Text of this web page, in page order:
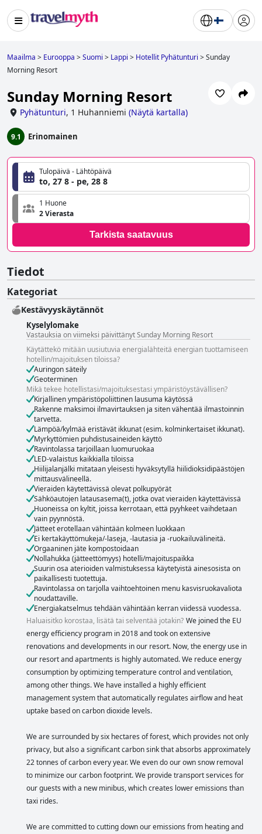
Maailma > Eurooppa >Suomi > Lappi > Hotellit Pyhätunturi >Sunday
Morning Resort
Sunday Morning Resort
Pyhätunturi, 1 Huhanniemi (Näytä kartalla)
9.1 Erinomainen
Tulopäivä - Lähtöpäivä
to, 27 8 - pe, 28 8
1 Huone
2 Vierasta
Tarkista saatavuus
Tiedot
Kategoriat
Kestävyyskäytännöt
Kyselylomake
Vastauksia on viimeksi päivittänyt Sunday Morning Resort
Käytättekö mitään uusiutuvia energialähteitä energian tuottamiseen
hotellin/majoituksen tiloissa?
Auringon säteily
Geoterminen
Mikä tekee hotellistasi/majoituksestasi ympäristöystävällisen?
Kirjallinen ympäristöpoliittinen lausuma käytössä
Rakenne maksimoi ilmavirtauksen ja siten vähentää ilmastoinnin
tarvetta.
Lämpöä/kylmää eristävät ikkunat (esim. kolminkertaiset ikkunat).
Myrkyttömien puhdistusaineiden käyttö
Ravintolassa tarjoillaan luomuruokaa
LED-valaistus kaikkialla tiloissa
Hiilijalanjälki mitataan yleisesti hyväksytyllä hiilidioksidipäästöjen
mittausvälineellä.
Vieraiden käytettävissä olevat polkupyörät
Sähköautojen latausasema(t), jotka ovat vieraiden käytettävissä
Huoneissa on kyltit, joissa kerrotaan, että pyyhkeet vaihdetaan
vain pyynnöstä.
Jätteet erotellaan vähintään kolmeen luokkaan
Ei kertakäyttömukeja/-laseja, -lautasia ja -ruokailuvälineitä.
Orgaaninen jäte kompostoidaan
Nollahukka (jätteettömyys) hotelli/majoituspaikka
Suurin osa aterioiden valmistuksessa käytetyistä ainesosista on
paikallisesti tuotettuja.
Ravintolassa on tarjolla vaihtoehtoinen menu kasvisruokavaliota
noudattaville.
Energiakatselmus tehdään vähintään kerran viidessä vuodessa.
Haluaisitko korostaa, lisätä tai selventää jotakin? We joined the EU
energy efficiency program in 2018 and took on extensive
renovations and developments in our resort. Now, the energy use in
our resort and apartments is highly automated. We reduce energy
consumption by optimizing temperature control and ventilation,
among other things. We have installed a highly efficient
management system that automatically regulates airflow and heat
uptake based on carbon dioxide levels.
We are surrounded by six hectares of forest, which provides not only
privacy, but also a significant carbon sink that absorbs approximately
22 tonnes of carbon every year. We even do our own snow removal
to minimize our carbon footprint. We provide transport services for
our guests with a new minibus, which creates lower emissions than
taxi rides.
We are committed to cutting down our emissions from heating and